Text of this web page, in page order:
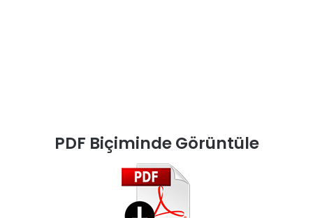
PDF Biçiminde Görüntüle